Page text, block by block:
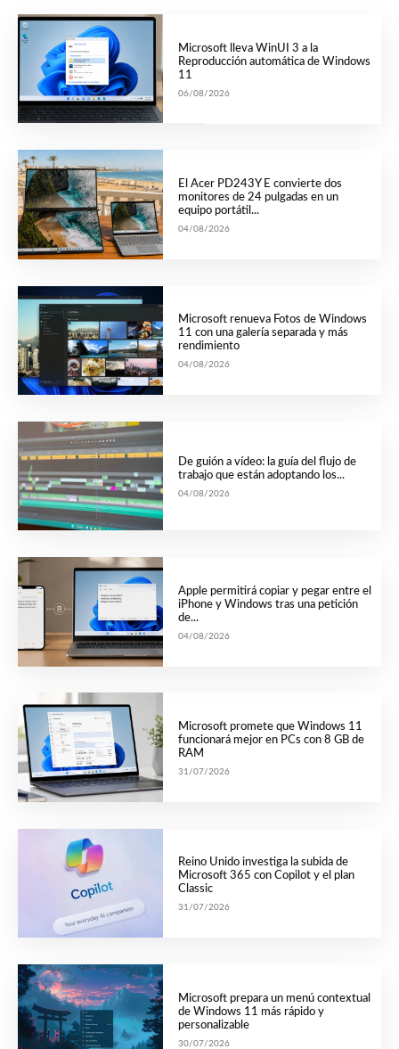
Microsoft lleva WinUI 3 a la
Reproducción automática de Windows
11
06/08/2026
El Acer PD243Y E convierte dos
monitores de 24 pulgadas en un
equipo portátil...
04/08/2026
Microsoft renueva Fotos de Windows
11 con una galería separada y más
rendimiento
04/08/2026
De guión a vídeo: la guía del flujo de
trabajo que están adoptando los...
04/08/2026
Apple permitirá copiar y pegar entre el
iPhone y Windows tras una petición
de...
04/08/2026
Microsoft promete que Windows 11
funcionará mejor en PCs con 8 GB de
RAM
31/07/2026
Reino Unido investiga la subida de
Microsoft 365 con Copilot y el plan
Classic
31/07/2026
Microsoft prepara un menú contextual
de Windows 11 más rápido y
personalizable
30/07/2026